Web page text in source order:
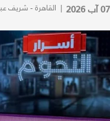
07 آب 2026 | القاهرة - شريف